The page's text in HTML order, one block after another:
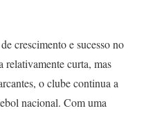
crescimento e sucesso no
curta, mas
o clube continua a
nacional. Com uma